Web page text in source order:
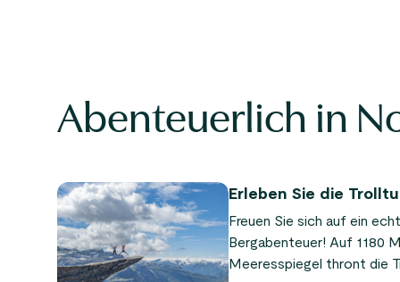
Abenteuerlich in
Erleben Sie die
Freuen Sie sich auf ein
Bergabenteuer! Auf 1180
Meeresspiegel thront die